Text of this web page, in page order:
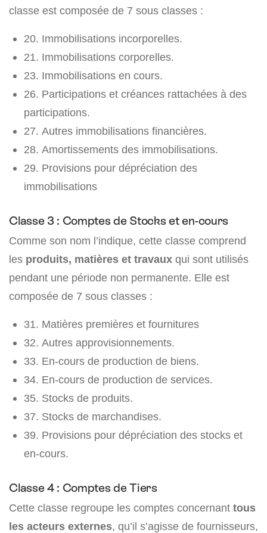
classe est composée de 7 sous classes :
20. Immobilisations incorporelles.
21. Immobilisations corporelles.
23. Immobilisations en cours.
26. Participations et créances rattachées à des
participations.
27. Autres immobilisations financières.
28. Amortissements des immobilisations.
29. Provisions pour dépréciation des
immobilisations
Classe 3 : Comptes de Stocks et en-cours
Comme son nom l’indique, cette classe comprend
les produits, matières et travaux qui sont utilisés
pendant une période non permanente. Elle est
composée de 7 sous classes :
31. Matières premières et fournitures
32. Autres approvisionnements.
33. En-cours de production de biens.
34. En-cours de production de services.
35. Stocks de produits.
37. Stocks de marchandises.
39. Provisions pour dépréciation des stocks et
en-cours.
Classe 4 : Comptes de Tiers
Cette classe regroupe les comptes concernant tous
les acteurs externes, qu’il s’agisse de fournisseurs,